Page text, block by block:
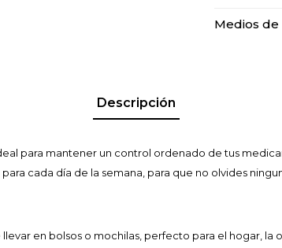
Medios de
Descripción
para mantener un control ordenado de tus
para cada día de la semana, para que no olvides
llevar en bolsos o mochilas, perfecto para el hogar, la